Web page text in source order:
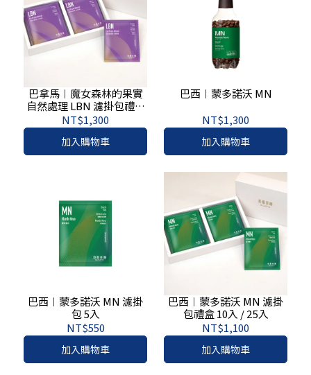
巴拿馬︱魔女森林的果實
自然處理 LBN 濾掛包禮盒
10入 / 25入
NT$1,300
加入購物車
巴西︱蒙多諾沃 MN
NT$1,300
加入購物車
巴西︱蒙多諾沃 MN 濾掛
包 5入
NT$550
加入購物車
巴西︱蒙多諾沃 MN 濾掛
包禮盒 10入 / 25入
NT$1,100
加入購物車